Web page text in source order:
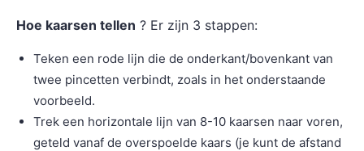
Hoe kaarsen tellen ? Er zijn 3 stappen:
Teken een rode lijn die de onderkant/bovenkant van
twee pincetten verbindt, zoals in het onderstaande
voorbeeld.
Trek een horizontale lijn van 8-10 kaarsen naar voren,
geteld vanaf de overspoelde kaars (je kunt de afstand